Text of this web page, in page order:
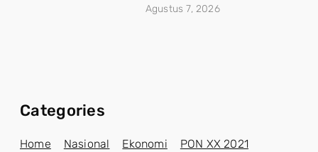
Agustus 7, 2026
Categories
Home Nasional Ekonomi PON XX 2021